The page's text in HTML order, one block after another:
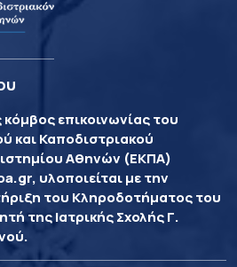
κόμβος επικοινωνίας του
και Καποδιστριακού
Αθηνών (ΕΚΠΑ)
υλοποιείται με την
του Κληροδοτήματος του
της Ιατρικής Σχολής Γ.